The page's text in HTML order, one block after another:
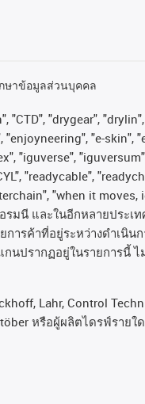
ษาข้อมูลส่วนบุคคล
"drygear",
"e-skin",
"iguverse",
"readycable",
"when it
รมนี และในอีกหลายประเ
ารค้าที่อยู่ระหว่างดำเนิน
กนปรากฏอยู่ในรายการนี้ ไ
Lahr, Control
Stöber หรือผู้ผลิตไดรฟ์ร